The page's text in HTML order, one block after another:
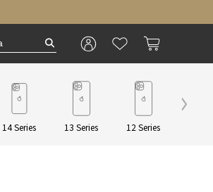
14 Series 13 Series 12 Series